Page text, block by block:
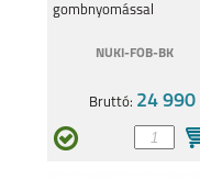
S25
gombnyomással
NUKI-FOB-BK
Bruttó: 24 990